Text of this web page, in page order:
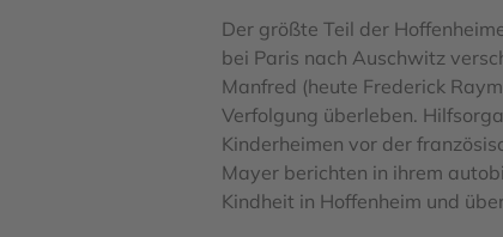
Der größte Teil der
bei Paris nach Auschwitz
Manfred (heute Frederick
Verfolgung überleben.
Kinderheimen vor der
Mayer berichten in ihrem
Kindheit in Hoffenheim und